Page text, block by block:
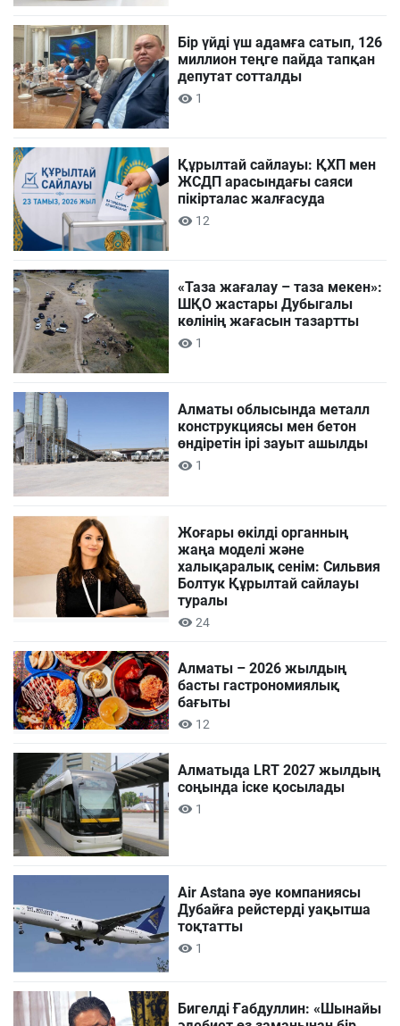
Бір үйді үш адамға сатып, 126
миллион теңге пайда тапқан
депутат сотталды
1
Құрылтай сайлауы: ҚХП мен
ЖСДП арасындағы саяси
пікірталас жалғасуда
12
«Таза жағалау – таза мекен»:
ШҚО жастары Дубыгалы
көлінің жағасын тазартты
1
Алматы облысында металл
конструкциясы мен бетон
өндіретін ірі зауыт ашылды
1
Жоғары өкілді органның
жаңа моделі және
халықаралық сенім: Сильвия
Болтук Құрылтай сайлауы
туралы
24
Алматы – 2026 жылдың
басты гастрономиялық
бағыты
12
Алматыда LRT 2027 жылдың
соңында іске қосылады
1
Air Astana әуе компаниясы
Дубайға рейстерді уақытша
тоқтатты
1
Бигелді Ғабдуллин: «Шынайы